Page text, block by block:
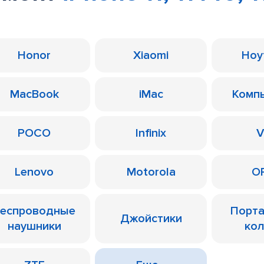
Honor Xiaomi
MacBook iMac
POCO Infinix
Lenovo Motorola
наушники
Джойстики